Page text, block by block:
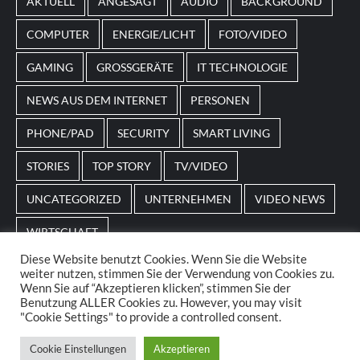
beispielsweise an Feiertage oder besondere Events
angepasst sein.
COMPUTER ENERGIE/LICHT FOTO/VIDEO
GAMING GROSSGERÄTE IT TECHNOLOGIE
NEWS AUS DEM INTERNET PERSONEN
PHONE/PAD SECURITY SMART LIVING
STORIES TOP STORY TV/VIDEO
UNCATEGORIZED UNTERNEHMEN VIDEO NEWS
WIRTSCHAFT
Home Impressum AGBs Datenschutz
© 2025. POS Media GmbH. All rights reserved.
Diese Website benutzt Cookies. Wenn Sie die Website
weiter nutzen, stimmen Sie der Verwendung von Cookies zu.
Wenn Sie auf “Akzeptieren klicken”, stimmen Sie der
Benutzung ALLER Cookies zu. However, you may visit
"Cookie Settings" to provide a controlled consent.
Cookie Einstellungen Akzeptieren